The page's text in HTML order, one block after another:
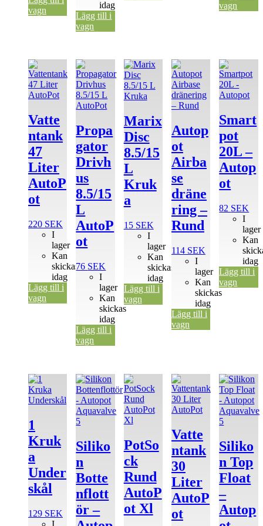
vagn
idag
Lägg till i
vagn
vagn
Vatte
ntank
47
Liter
AutoP
ot
220 SEK
I
lager
Kan
skickas
idag
Lägg till i
vagn
Propa
gator
Drivh
us
8.5/15
L
AutoP
ot
76 SEK
I
lager
Kan
skickas
idag
Lägg till i
vagn
Marix
Disc
8.5/15
L
Kruk
a
15 SEK
I
lager
Kan
skickas
idag
Lägg till i
vagn
Autop
ot
Airba
se
dräne
ring –
Rund
114 SEK
I
lager
Kan
skickas
idag
Lägg till i
vagn
Smart
pot
20L –
Autop
ot
82 SEK
I
lager
Kan
idag
Lägg till i
vagn
1
Kruk
a
Under
skål
129 SEK
I
Siliko
n
Botte
nflott
ör –
PotSo
ck
Rund
AutoP
ot Xl
Vatte
ntank
30
Liter
AutoP
ot
Siliko
n Top
Float
–
Autop